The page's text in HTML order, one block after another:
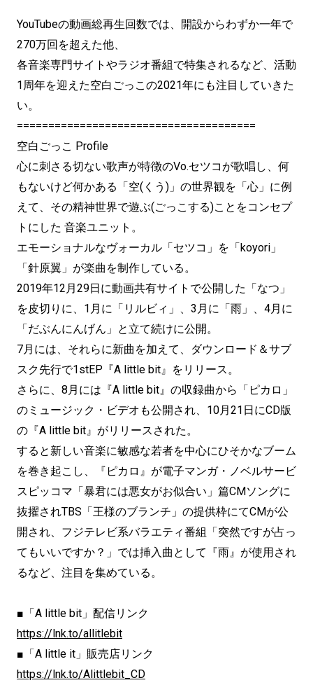
YouTubeの動画総再生回数では、開設からわずか一年で
270万回を超えた他、
各音楽専門サイトやラジオ番組で特集されるなど、活動
1周年を迎えた空白ごっこの2021年にも注目していきた
い。
======================================
空白ごっこ Profile
心に刺さる切ない歌声が特徴のVo.セツコが歌唱し、何
もないけど何かある「空(くう)」の世界観を「心」に例
えて、その精神世界で遊ぶ(ごっこする)ことをコンセプ
トにした 音楽ユニット。
エモーショナルなヴォーカル「セツコ」を「koyori」
「針原翼」が楽曲を制作している。
2019年12月29日に動画共有サイトで公開した「なつ」
を皮切りに、1月に「リルビィ」、3月に「雨」、4月に
「だぶんにんげん」と立て続けに公開。
7月には、それらに新曲を加えて、ダウンロード＆サブ
スク先行で1stEP『A little bit』をリリース。
さらに、8月には『A little bit』の収録曲から「ピカロ」
のミュージック・ビデオも公開され、10月21日にCD版
の『A little bit』がリリースされた。
すると新しい音楽に敏感な若者を中心にひそかなブーム
を巻き起こし、『ピカロ』が電子マンガ・ノベルサービ
スピッコマ「暴君には悪女がお似合い」篇CMソングに
抜擢されTBS「王様のブランチ」の提供枠にてCMが公
開され、フジテレビ系バラエティ番組「突然ですが占っ
てもいいですか？」では挿入曲として『雨』が使用され
るなど、注目を集めている。
■「A little bit」配信リンク
https://lnk.to/allitlebit
■「A little it」販売店リンク
https://lnk.to/Alittlebit_CD